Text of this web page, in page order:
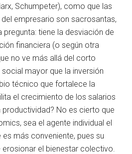
Schumpeter), como que las
empresario son sacrosantas,
tiene la desviación de
financiera (o según otra
no ve más allá del corto
mayor que la inversión
técnico que fortalece la
el crecimiento de los salarios
No es cierto que
sea el agente individual el
más conveniente, pues su
erosionar el bienestar colectivo.